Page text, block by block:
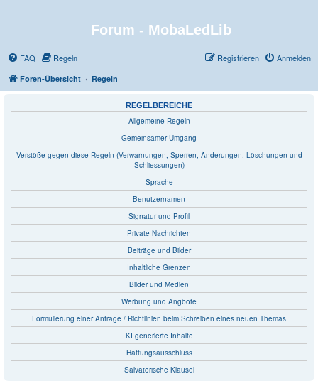
Forum - MobaLedLib
FAQ Regeln Anmelden
Registrieren
Foren-Übersicht Regeln
REGELBEREICHE
Allgemeine Regeln
Gemeinsamer Umgang
Verstöße gegen diese Regeln (Verwarnungen, Sperren, Änderungen, Löschungen und
Schliessungen)
Sprache
Benutzernamen
Signatur und Profil
Private Nachrichten
Beiträge und Bilder
Inhaltliche Grenzen
Bilder und Medien
Werbung und Angbote
Formulierung einer Anfrage / Richtlinien beim Schreiben eines neuen Themas
KI generierte Inhalte
Haftungsausschluss
Salvatorische Klausel